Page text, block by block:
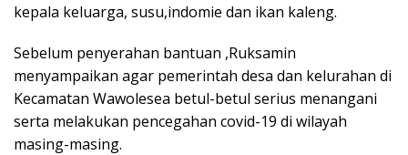
kepala keluarga, susu,indomie dan ikan kaleng.
Sebelum penyerahan bantuan ,Ruksamin
menyampaikan agar pemerintah desa dan kelurahan di
Kecamatan Wawolesea betul-betul serius menangani
serta melakukan pencegahan covid-19 di wilayah
masing-masing.